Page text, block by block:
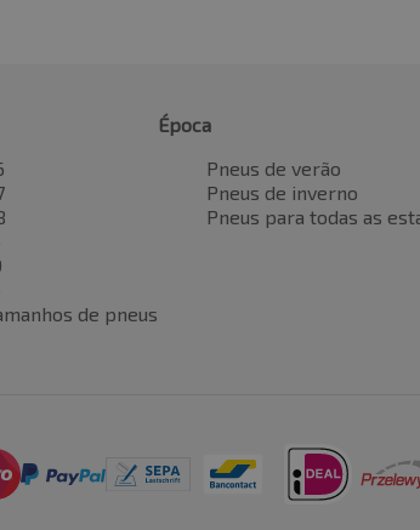
de pneus
Época
Pneus de verão
Pneus de inverno
Pneus para todas as